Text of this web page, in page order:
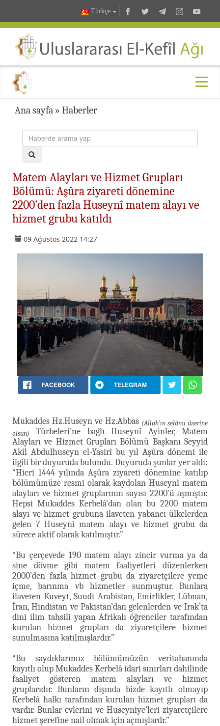
Türkçe
Ana sayfa » Haberler
Matem Alayları ve Hizmet Grupları
Bölümü: Aşûra ziyareti dönemine
2200’den fazla Huseynî matem alayı ve
hizmet grubu katıldı
09 Ağustos 2022 14:27
FACEBOOK TELEGRAM
Mukaddes Hz.Huseyn ve Hz.Abbas (Allah’ın selâmı üzerine
olsun)
Türbeleri’ne bağlı Huseynî Ayinler, Matem
Alayları ve Hizmet Grupları Bölümü Başkanı Seyyid
Akîl Abdulhuseyn el-Yasirî bu yıl Aşûra dönemi ile
ilgili bir duyuruda bulundu. Duyuruda şunlar yer aldı:
“Hicri 1444 yılında Aşûra ziyareti dönemine katılıp
bölümümüze resmi olarak kaydolan Huseynî matem
alayları ve hizmet gruplarının sayısı 2200’ü aşmıştır.
Hepsi Mukaddes Kerbelâ’dan olan bu 2200 matem
alayı ve hizmet grubuna ilaveten yabancı ülkelerden
gelen 7 Huseynî matem alayı ve hizmet grubu da
sürece aktif olarak katılmıştır.”
“Bu çerçevede 190 matem alayı zincir vurma ya da
sine dövme gibi matem faaliyetleri düzenlerken
2000’den fazla hizmet grubu da ziyaretçilere yeme
içme, barınma vb hizmetler sunmuştur. Bunlara
ilaveten Kuveyt, Suudi Arabistan, Emirlikler, Lübnan,
İran, Hindistan ve Pakistan’dan gelenlerden ve Irak’ta
dini ilim tahsili yapan Afrikalı öğrenciler tarafından
kurulan hizmet grupları da ziyaretçilere hizmet
sunulmasına katılmışlardır.”
“Bu saydıklarımız bölümümüzün veritabanında
kayıtlı olup Mukaddes Kerbelâ idari sınırları dahilinde
faaliyet gösteren matem alayları ve hizmet
gruplarıdır. Bunların dışında bizde kayıtlı olmayıp
Kerbelâ halkı tarafından kurulan hizmet grupları da
vardır. Bunlar evlerini ve Huseyniye’leri ziyaretçilere
hizmet şerefine nail olmak için açmışlardr.”